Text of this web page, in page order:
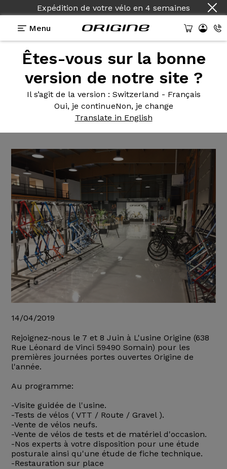
Expédition de votre vélo en 4 semaines
Menu
Êtes-vous sur la bonne
version de notre site ?
Il s’agit de la version : Switzerland - Français
Oui, je continueNon, je change
Translate in English
Actualités Origine>Journées portes ouvertes le 7
Journées portesouvertes le 7
et 8 Juin
14/04/2019
Rejoignez-nous le 7 et 8 Juin à L'usine Origine (638
Rue Léonard de Vinci 59490 Somain) pour les
premières journées portes ouvertes Origine de
l'année.
Au programme:
-Visite guidée de l'usine.
-Tests de vélos ( VTT / Route / Gravel ).
-Vente de vélos neufs.
-Vente de vélos de tests et de matériel d'occasion.
-Nos experts à votre disposition pour une étude
posturale ainsi qu'une étude de fiche technique.
-Restauration sur place